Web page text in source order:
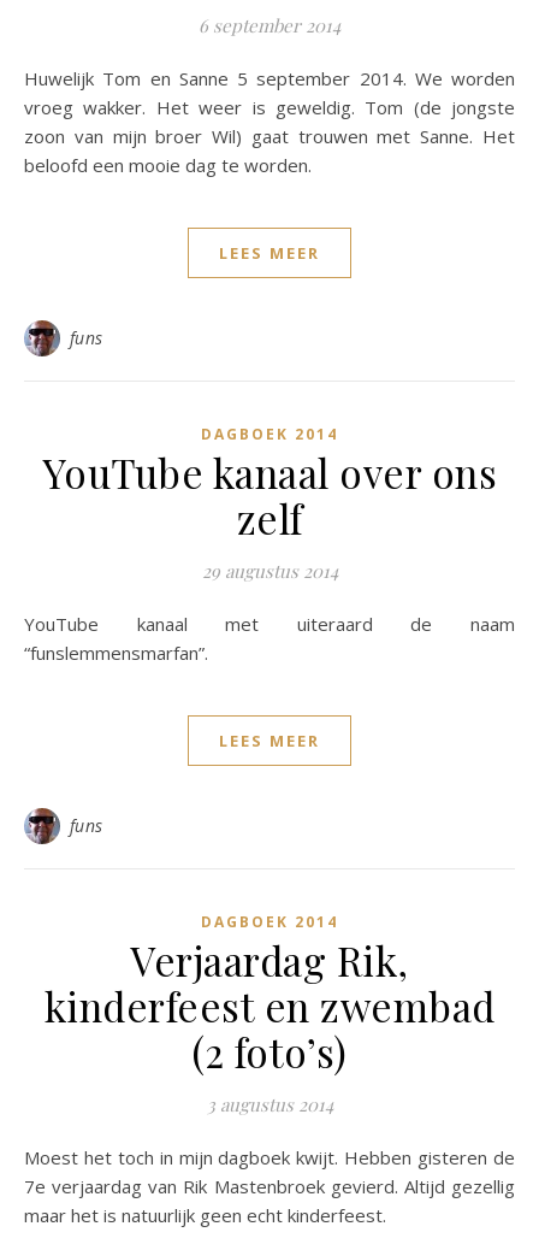
6 september 2014
Huwelijk Tom en Sanne 5 september 2014. We worden
vroeg wakker. Het weer is geweldig. Tom (de jongste
zoon van mijn broer Wil) gaat trouwen met Sanne. Het
beloofd een mooie dag te worden.
LEES MEER
funs
DAGBOEK 2014
YouTube kanaal over ons
zelf
29 augustus 2014
YouTube kanaal met uiteraard de naam
“funslemmensmarfan”.
LEES MEER
funs
DAGBOEK 2014
Verjaardag Rik,
kinderfeest en zwembad
(2 foto’s)
3 augustus 2014
Moest het toch in mijn dagboek kwijt. Hebben gisteren de
7e verjaardag van Rik Mastenbroek gevierd. Altijd gezellig
maar het is natuurlijk geen echt kinderfeest.